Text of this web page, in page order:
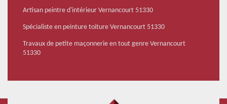
Artisan peintre d'intérieur Vernancourt 51330
Spécialiste en peinture toiture Vernancourt 51330
Travaux de petite maçonnerie en tout genre Vernancourt
51330